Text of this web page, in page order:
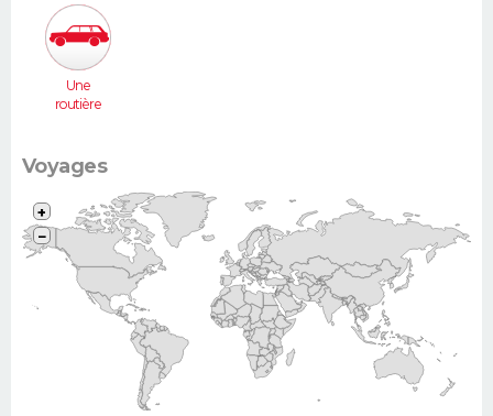
Une
routière
Voyages
+
−